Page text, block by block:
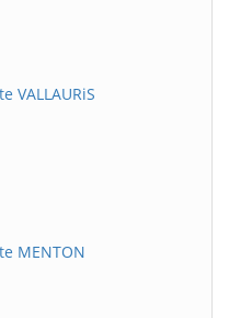
VALLAURiS
MENTON